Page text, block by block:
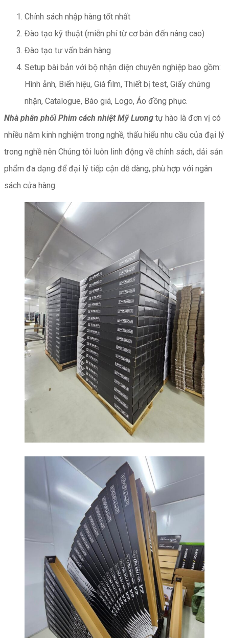
Chính sách nhập hàng tốt nhất
Đào tạo kỹ thuật (miễn phí từ cơ bản đến nâng cao)
Đào tạo tư vấn bán hàng
Setup bài bản với bộ nhận diện chuyên nghiệp bao gồm:
Hình ảnh, Biển hiệu, Giá film, Thiết bị test, Giấy chứng
nhận, Catalogue, Báo giá, Logo, Áo đồng phục.
Nhà phân phối Phim cách nhiệt Mỹ Lương tự hào là đơn vị có
nhiều năm kinh nghiệm trong nghề, thấu hiểu nhu cầu của đại lý
trong nghề nên Chúng tôi luôn linh động về chính sách, dải sản
phẩm đa dạng để đại lý tiếp cận dễ dàng, phù hợp với ngân
sách cửa hàng.